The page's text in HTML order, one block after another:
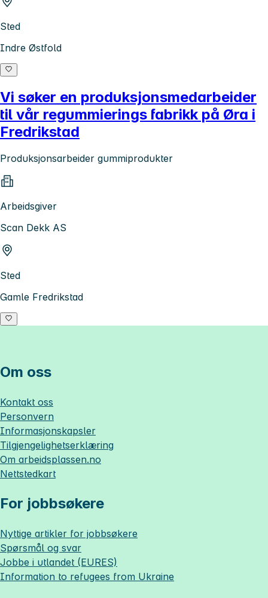
Sted
Indre Østfold
Vi søker en produksjonsmedarbeider
til vår regummierings fabrikk på Øra i
Fredrikstad
Produksjonsarbeider gummiprodukter
Arbeidsgiver
Scan Dekk AS
Sted
Gamle Fredrikstad
Om oss
Kontakt oss
Personvern
Informasjonskapsler
Tilgjengelighetserklæring
Om arbeidsplassen.no
Nettstedkart
For jobbsøkere
Nyttige artikler for jobbsøkere
Spørsmål og svar
Jobbe i utlandet (EURES)
Information to refugees from Ukraine